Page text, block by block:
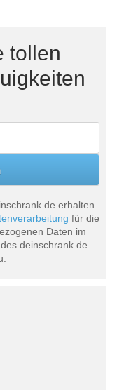
tollen
erhalten.
für die
Daten im
deinschrank.de